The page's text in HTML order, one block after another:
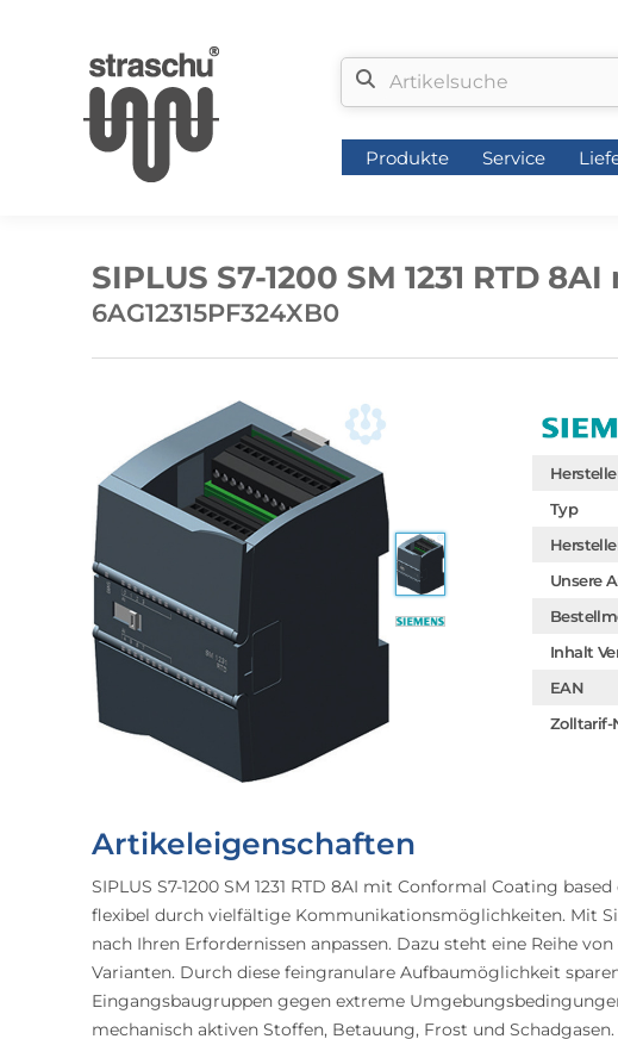
Produkte Service
SIPLUS S7-1200 SM 1231 RTD
6AG12315PF324XB0
Typ
Unsere
Inhalt
EAN
Zolltarif-
Artikeleigenschaften
SIPLUS S7-1200 SM 1231 RTD 8AI mit Conformal Coating
flexibel durch vielfältige Kommunikationsmöglichkeiten. Mit
nach Ihren Erfordernissen anpassen. Dazu steht eine Reihe
Varianten. Durch diese feingranulare Aufbaumöglichkeit
Eingangsbaugruppen gegen extreme
mechanisch aktiven Stoffen, Betauung, Frost und
Produkte Service